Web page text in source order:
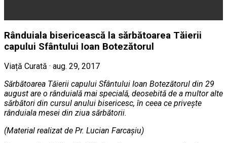
Rânduiala bisericească la sărbătoarea Tăierii
capului Sfântului Ioan Botezătorul
Viață Curată · aug. 29, 2017
Sărbătoarea Tăierii capului Sfântului Ioan Botezătorul din 29
august are o rânduială mai specială, deosebită de a multor alte
sărbători din cursul anului bisericesc, în ceea ce priveşte
rânduiala mesei din ziua sărbătorii.
(Material realizat de Pr. Lucian Farcaşiu)